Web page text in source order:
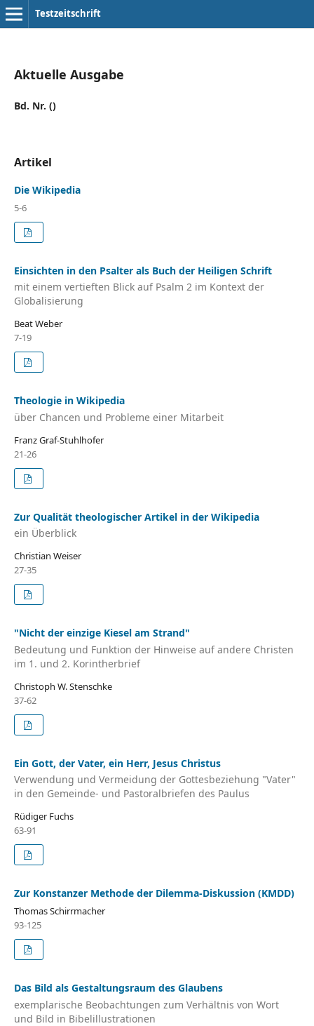
Testzeitschrift
Aktuelle Ausgabe
Bd. Nr. ()
Artikel
Die Wikipedia
5-6
Einsichten in den Psalter als Buch der Heiligen Schrift
mit einem vertieften Blick auf Psalm 2 im Kontext der
Globalisierung
Beat Weber
7-19
Theologie in Wikipedia
über Chancen und Probleme einer Mitarbeit
Franz Graf-Stuhlhofer
21-26
Zur Qualität theologischer Artikel in der Wikipedia
ein Überblick
Christian Weiser
27-35
"Nicht der einzige Kiesel am Strand"
Bedeutung und Funktion der Hinweise auf andere Christen
im 1. und 2. Korintherbrief
Christoph W. Stenschke
37-62
Ein Gott, der Vater, ein Herr, Jesus Christus
Verwendung und Vermeidung der Gottesbeziehung "Vater"
in den Gemeinde- und Pastoralbriefen des Paulus
Rüdiger Fuchs
63-91
Zur Konstanzer Methode der Dilemma-Diskussion (KMDD)
Thomas Schirrmacher
93-125
Das Bild als Gestaltungsraum des Glaubens
exemplarische Beobachtungen zum Verhältnis von Wort
und Bild in Bibelillustrationen